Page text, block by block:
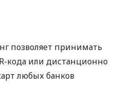
позволяет принимать
кода или дистанционно
любых банков